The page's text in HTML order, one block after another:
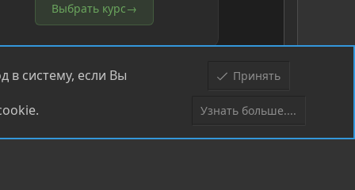
Выбрать курс→
Верх
в систему, если Вы
Принять
Узнать больше....